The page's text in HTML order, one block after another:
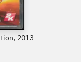
2013